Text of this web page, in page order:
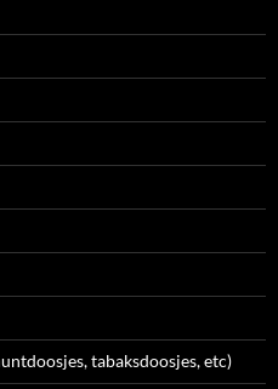
tabaksdoosjes, etc)